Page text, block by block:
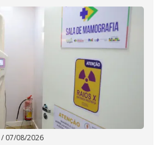
/ 07/08/2026